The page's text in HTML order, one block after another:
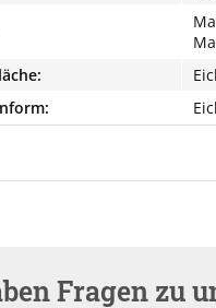
Fragen zu